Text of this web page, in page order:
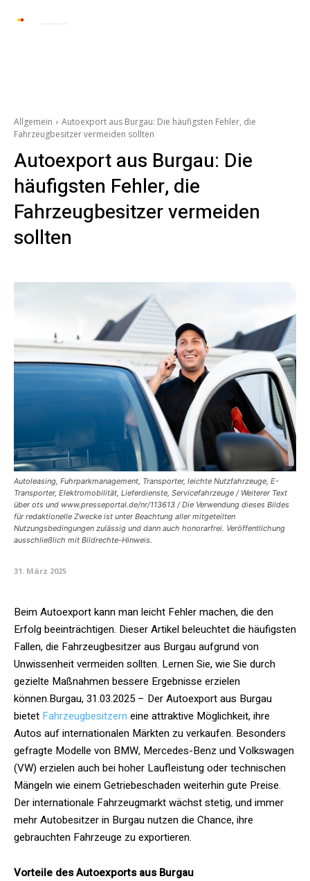
Allgemein
Autoexport aus Burgau: Die häufigsten Fehler, die
Fahrzeugbesitzer vermeiden sollten
Autoexport aus Burgau: Die
häufigsten Fehler, die
Fahrzeugbesitzer vermeiden
sollten
Autoleasing, Fuhrparkmanagement, Transporter, leichte Nutzfahrzeuge, E-
Transporter, Elektromobilität, Lieferdienste, Servicefahrzeuge / Weiterer Text
über ots und www.presseportal.de/nr/113613 / Die Verwendung dieses Bildes
für redaktionelle Zwecke ist unter Beachtung aller mitgeteilten
Nutzungsbedingungen zulässig und dann auch honorarfrei. Veröffentlichung
ausschließlich mit Bildrechte-Hinweis.
31. März 2025
Beim Autoexport kann man leicht Fehler machen, die den
Erfolg beeinträchtigen. Dieser Artikel beleuchtet die häufigsten
Fallen, die Fahrzeugbesitzer aus Burgau aufgrund von
Unwissenheit vermeiden sollten. Lernen Sie, wie Sie durch
gezielte Maßnahmen bessere Ergebnisse erzielen
können.Burgau, 31.03.2025 – Der Autoexport aus Burgau
bietet Fahrzeugbesitzern eine attraktive Möglichkeit, ihre
Autos auf internationalen Märkten zu verkaufen. Besonders
gefragte Modelle von BMW, Mercedes-Benz und Volkswagen
(VW) erzielen auch bei hoher Laufleistung oder technischen
Mängeln wie einem Getriebeschaden weiterhin gute Preise.
Der internationale Fahrzeugmarkt wächst stetig, und immer
mehr Autobesitzer in Burgau nutzen die Chance, ihre
gebrauchten Fahrzeuge zu exportieren.
Vorteile des Autoexports aus Burgau